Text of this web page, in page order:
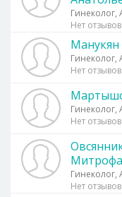
Гинеколог,
Нет отзывов
Манукян
Гинеколог,
Нет отзывов
Гинеколог,
Нет отзывов
Гинеколог,
Нет отзывов